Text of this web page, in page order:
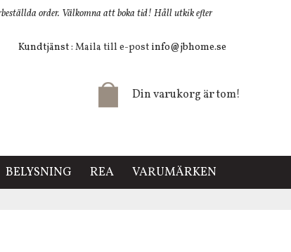
order. Välkomna att boka tid! Håll utkik efter
Kundtjänst: Maila till e-post info@jbhome.se
Din varukorg är tom!
BELYSNING REA VARUMÄRKEN